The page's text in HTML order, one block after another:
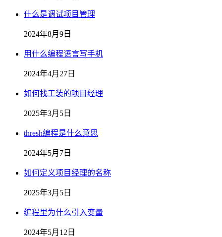
什么是调试项目管理
2024年8月9日
用什么编程语言写手机
2024年4月27日
如何找工装的项目经理
2025年3月5日
thresh编程是什么意思
2024年5月7日
如何定义项目经理的名称
2025年3月5日
编程里为什么引入变量
2024年5月12日